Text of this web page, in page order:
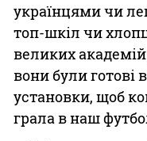
українцями чи
топ-шкіл чи
великих
вони були готові
установки, щоб
грала в наш